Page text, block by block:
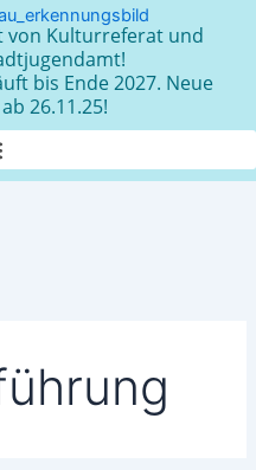
von Kulturreferat und
bis Ende 2027. Neue
26.11.25!